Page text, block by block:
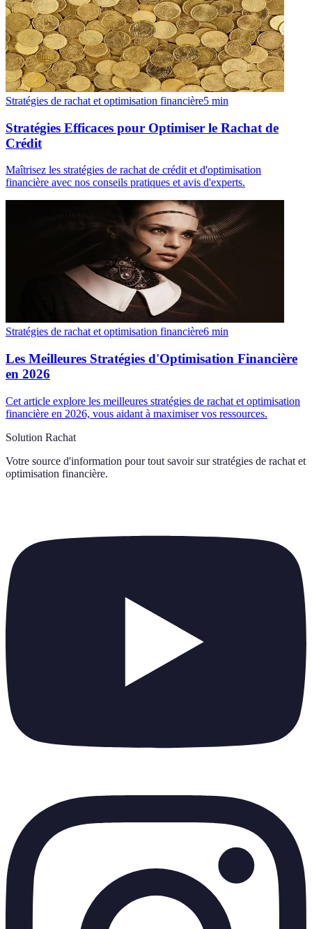
Stratégies de rachat et optimisation financière5 min
Stratégies Efficaces pour Optimiser le Rachat de
Crédit
Maîtrisez les stratégies de rachat de crédit et d'optimisation
financière avec nos conseils pratiques et avis d'experts.
Stratégies de rachat et optimisation financière6 min
Les Meilleures Stratégies d'Optimisation Financière
en 2026
Cet article explore les meilleures stratégies de rachat et optimisation
financière en 2026, vous aidant à maximiser vos ressources.
Solution Rachat
Votre source d'information pour tout savoir sur stratégies de rachat et
optimisation financière.